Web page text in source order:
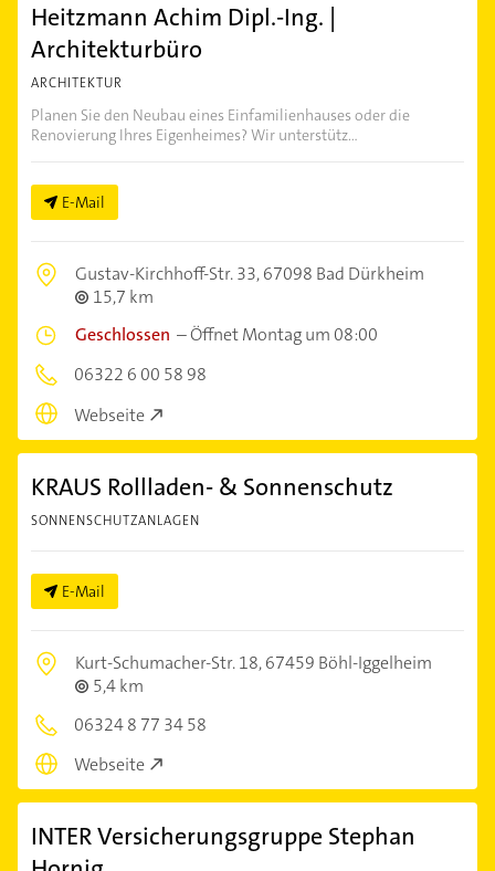
Heitzmann Achim Dipl.-Ing. |
Architekturbüro
ARCHITEKTUR
Planen Sie den Neubau eines Einfamilienhauses oder die
Renovierung Ihres Eigenheimes? Wir unterstütz...
E-Mail
Gustav-Kirchhoff-Str. 33,67098 Bad Dürkheim
15,7 km
Geschlossen –Öffnet Montag um 08:00
06322 6 00 58 98
Webseite
KRAUS Rollladen- & Sonnenschutz
SONNENSCHUTZANLAGEN
E-Mail
Kurt-Schumacher-Str. 18,67459 Böhl-Iggelheim
5,4 km
06324 8 77 34 58
Webseite
INTER Versicherungsgruppe Stephan